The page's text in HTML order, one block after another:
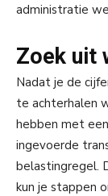
administratie
Zoek uit
Nadat je de
te achterhalen
hebben met
ingevoerde
belastingregel.
kun je stappen